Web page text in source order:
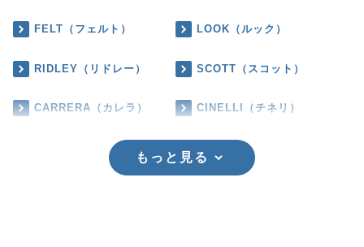
FELT（フェルト） LOOK（ルック）
RIDLEY（リドレー） SCOTT（スコット）
CARRERA（カレラ） CINELLI（チネリ）
もっと見る